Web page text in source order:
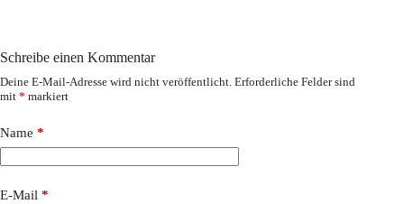
Schreibe einen Kommentar
Deine E-Mail-Adresse wird nicht veröffentlicht. Erforderliche Felder sind
mit * markiert
Name *
E-Mail *